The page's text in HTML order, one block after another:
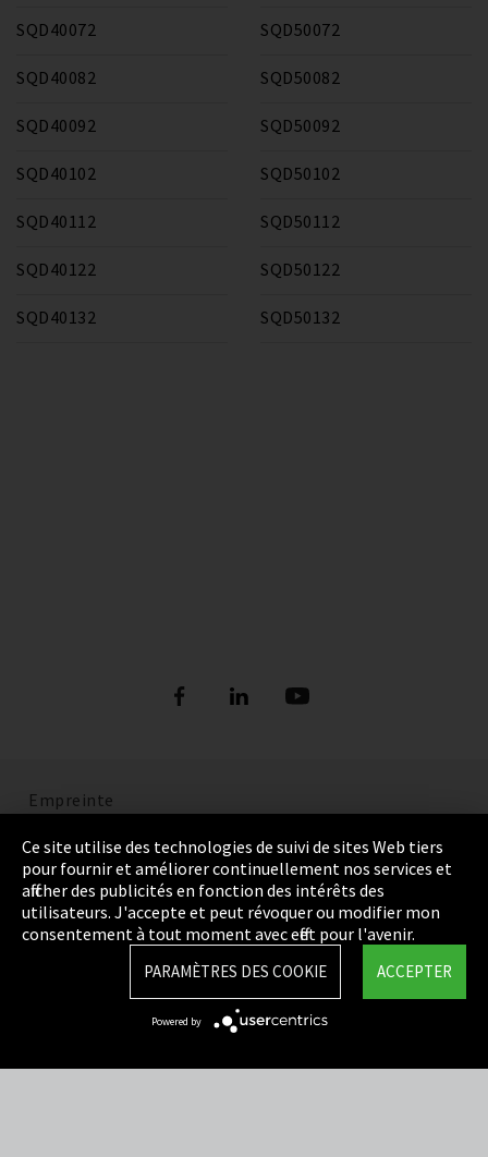
SQD40072
SQD40082
SQD40092
SQD40102
SQD40112
SQD40122
SQD40132
SQD50072
SQD50082
SQD50092
SQD50102
SQD50112
SQD50122
SQD50132
Empreinte
Politique de confidentialité
Cookie Settings
Termes et Conditions
Integrity Line
Ce site utilise des technologies de suivi de sites Web tiers
pour fournir et améliorer continuellement nos services et
afficher des publicités en fonction des intérêts des
utilisateurs. J'accepte et peut révoquer ou modifier mon
consentement à tout moment avec effet pour l'avenir.
ACCEPTER
PARAMÈTRES DES COOKIE
Powered by